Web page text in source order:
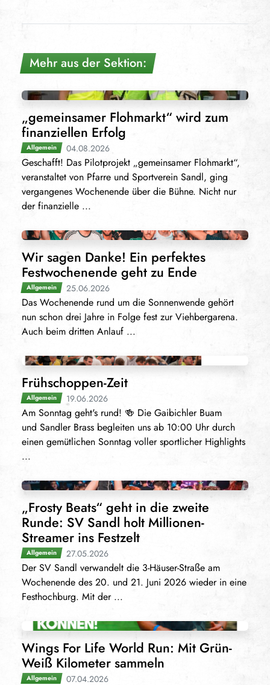
Mehr aus der Sektion:
„gemeinsamer Flohmarkt“ wird zum
finanziellen Erfolg
Allgemein 04.08.2026
Geschafft! Das Pilotprojekt „gemeinsamer Flohmarkt“,
veranstaltet von Pfarre und Sportverein Sandl, ging
vergangenes Wochenende über die Bühne. Nicht nur
der finanzielle ...
Wir sagen Danke! Ein perfektes
Festwochenende geht zu Ende
Allgemein 25.06.2026
Das Wochenende rund um die Sonnenwende gehört
nun schon drei Jahre in Folge fest zur Viehbergarena.
Auch beim dritten Anlauf ...
Frühschoppen-Zeit
Allgemein 19.06.2026
Am Sonntag geht's rund! 🍻 Die Gaibichler Buam
und Sandler Brass begleiten uns ab 10:00 Uhr durch
einen gemütlichen Sonntag voller sportlicher Highlights
...
„Frosty Beats“ geht in die zweite
Runde: SV Sandl holt Millionen-
Streamer ins Festzelt
Allgemein 27.05.2026
Der SV Sandl verwandelt die 3-Häuser-Straße am
Wochenende des 20. und 21. Juni 2026 wieder in eine
Festhochburg. Mit der ...
Wings For Life World Run: Mit Grün-
Weiß Kilometer sammeln
Allgemein 07.04.2026